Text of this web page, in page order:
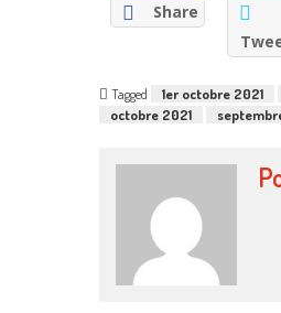
Share
Tagged 1er octobre 2021
octobre 2021